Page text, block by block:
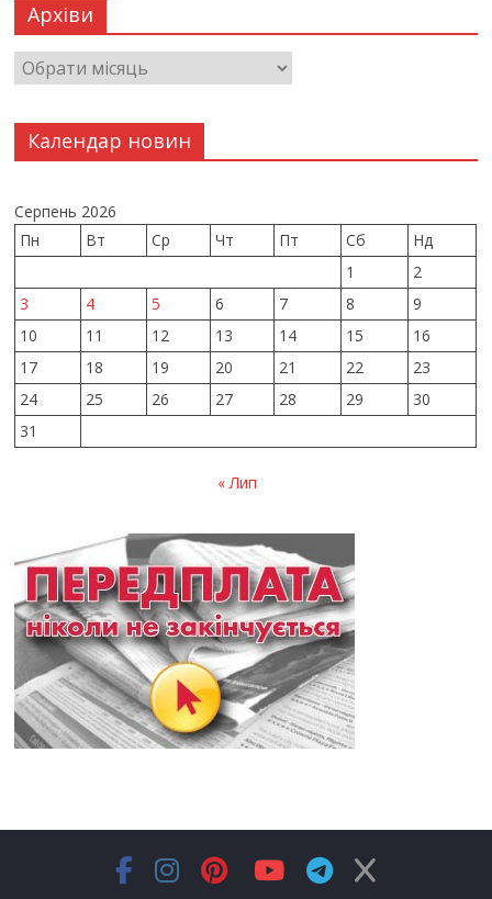
Архіви
Календар новин
Серпень 2026
Пн
Вт Ср Чт Пт Сб
Нд
1
2
3
4 5 6 7 8
9
10
11 12 13 14 15
16
17
18 19 20 21 22
23
24
25 26 27 28 29
30
31
« Лип